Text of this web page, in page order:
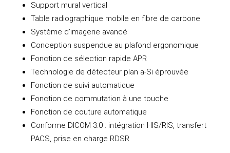
Support mural vertical
Table radiographique mobile en fibre de carbone
Système d’imagerie avancé
Conception suspendue au plafond ergonomique
Fonction de sélection rapide APR
Technologie de détecteur plan a-Si éprouvée
Fonction de suivi automatique
Fonction de commutation à une touche
Fonction de couture automatique
Conforme DICOM 3.0 : intégration HIS/RIS, transfert
PACS, prise en charge RDSR